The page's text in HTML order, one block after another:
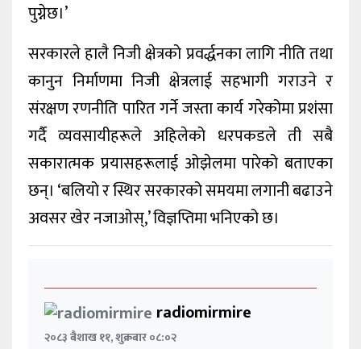
पुग्नेछ।’
सरकारले हालै निजी क्षेत्रको प्रवर्द्धनका लागि नीति तथा
कानुन निर्माणमा निजी क्षेत्रलाई सहभागी गराउने र
संरक्षण रणनीति पारित गर्ने जस्ता कार्य गरेकोमा प्रशंसा
गर्दै व्यवसायीहरूले अहिलेको धरपकडले ती सबै
सकारात्मक प्रयासहरूलाई ओझेलमा पारेको बताएका
छन्। ‘बलियो र स्थिर सरकारको समयमा लगानी बढाउने
अवसर खेर नजाओस्,’ विज्ञप्तिमा भनिएको छ।
radiomirmire
२०८३ बैशाख ११, शुक्रबार ०८:०२